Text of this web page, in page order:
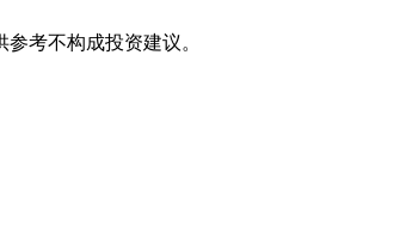
考不构成投资建议。